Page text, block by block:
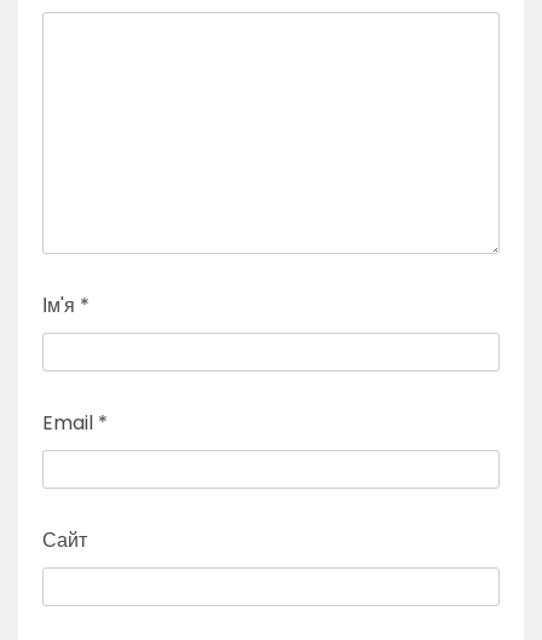
Ім'я *
Email *
Сайт